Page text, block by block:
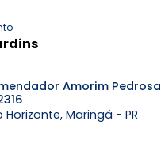
Amorim Pedrosa
Maringá - PR